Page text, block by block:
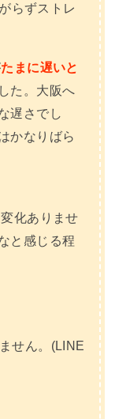
らずストレ
たまに遅いと
た。大阪へ
遅さでし
かなりばら
化ありませ
と感じる程
せん。(LINE